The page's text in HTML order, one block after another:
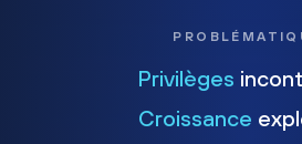
Privilèges
Croissance